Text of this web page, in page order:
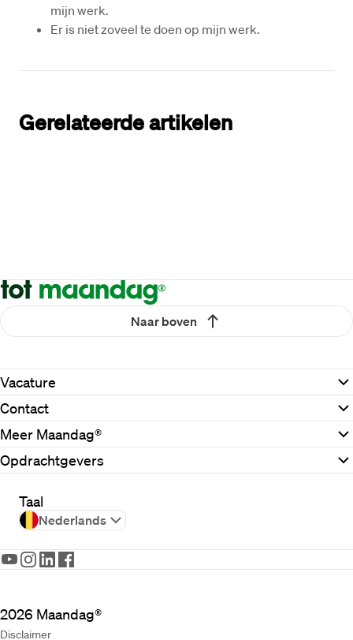
mijn werk.
Er is niet zoveel te doen op mijn werk.
Gerelateerde artikelen
Naar boven
Vacature
Contact
Meer Maandag®
Opdrachtgevers
Taal
Nederlands
2026 Maandag®
Disclaimer